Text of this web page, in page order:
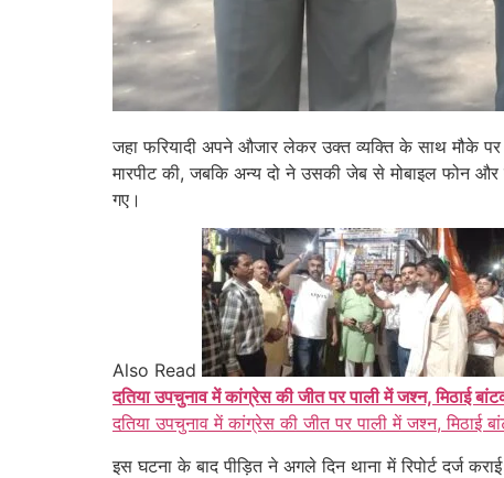
जहा फरियादी अपने औजार लेकर उक्त व्यक्ति के साथ मौके
मारपीट की, जबकि अन्य दो ने उसकी जेब से मोबाइल फोन
गए।
Also Read
दतिया उपचुनाव में कांग्रेस की जीत पर पाली में जश्न, मिठाई
दतिया उपचुनाव में कांग्रेस की जीत पर पाली में जश्न, मिठाई
इस घटना के बाद पीड़ित ने अगले दिन थाना में रिपोर्ट दर्ज